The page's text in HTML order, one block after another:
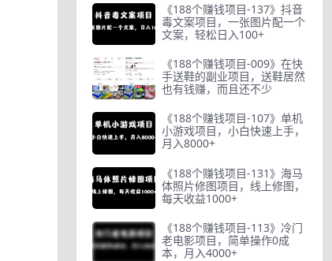
《188个赚钱项目-137》抖音
毒文案项目，一张图片配一个
文案，轻松日入100+
《188个赚钱项目-009》在快
手送鞋的副业项目，送鞋居然
也有钱赚，而且还不少
《188个赚钱项目-107》单机
小游戏项目，小白快速上手，
月入8000+
《188个赚钱项目-131》海马
体照片修图项目，线上修图，
每天收益1000+
《188个赚钱项目-113》冷门
老电影项目，简单操作0成
本，月入4000+